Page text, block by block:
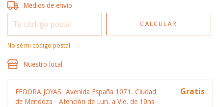
Entregas para el CP:
Medios de envío
CALCULAR
No sé mi código postal
Nuestro local
FEDORA JOYAS
Avenida España 1071. Ciudad
de Mendoza - Atención de Lun. a Vie. de 10hs
Gratis